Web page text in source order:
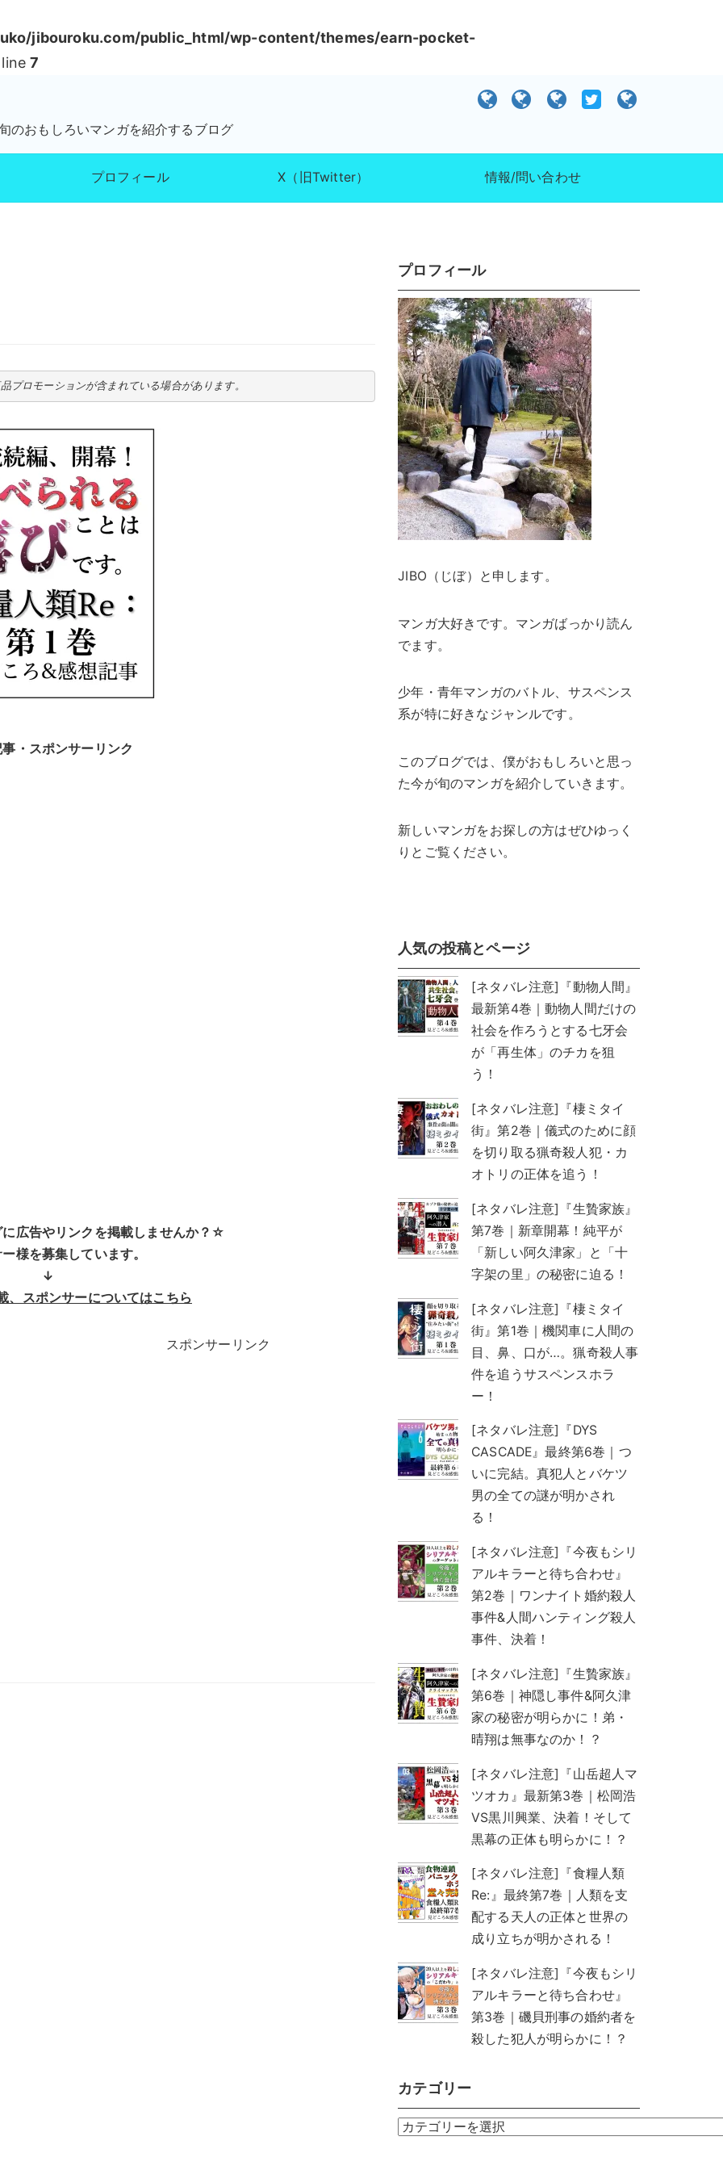
jibouroku.com/public_html/wp-content/themes/earn-pocket-
7
おもしろいマンガを紹介するブログ
プロフィール X（旧Twitter） 情報/問い合わせ
プロモーションが含まれている場合があります。
・スポンサーリンク
広告やリンクを掲載しませんか？☆
様を募集しています。
↓
、スポンサーについてはこちら
スポンサーリンク
プロフィール
JIBO（じぼ）と申します。
マンガ大好きです。マンガばっかり読ん
でます。
少年・青年マンガのバトル、サスペンス
系が特に好きなジャンルです。
このブログでは、僕がおもしろいと思っ
た今が旬のマンガを紹介していきます。
新しいマンガをお探しの方はぜひゆっく
りとご覧ください。
人気の投稿とページ
[ネタバレ注意]『動物人間』
最新第4巻｜動物人間だけの
社会を作ろうとする七牙会
が「再生体」のチカを狙
う！
[ネタバレ注意]『棲ミタイ
街』第2巻｜儀式のために顔
を切り取る猟奇殺人犯・カ
オトリの正体を追う！
[ネタバレ注意]『生贄家族』
第7巻｜新章開幕！純平が
「新しい阿久津家」と「十
字架の里」の秘密に迫る！
[ネタバレ注意]『棲ミタイ
街』第1巻｜機関車に人間の
目、鼻、口が…。猟奇殺人事
件を追うサスペンスホラ
ー！
[ネタバレ注意]『DYS
CASCADE』最終第6巻｜つ
いに完結。真犯人とバケツ
男の全ての謎が明かされ
る！
[ネタバレ注意]『今夜もシリ
アルキラーと待ち合わせ』
第2巻｜ワンナイト婚約殺人
事件&人間ハンティング殺人
事件、決着！
[ネタバレ注意]『生贄家族』
第6巻｜神隠し事件&阿久津
家の秘密が明らかに！弟・
晴翔は無事なのか！？
[ネタバレ注意]『山岳超人マ
ツオカ』最新第3巻｜松岡浩
VS黒川興業、決着！そして
黒幕の正体も明らかに！？
[ネタバレ注意]『食糧人類
Re:』最終第7巻｜人類を支
配する天人の正体と世界の
成り立ちが明かされる！
[ネタバレ注意]『今夜もシリ
アルキラーと待ち合わせ』
第3巻｜磯貝刑事の婚約者を
殺した犯人が明らかに！？
カテゴリー
カ